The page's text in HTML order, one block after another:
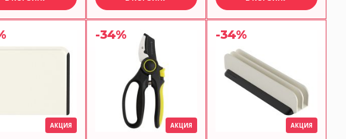
АКЦИЯ
-34%
АКЦИЯ
-34%
АКЦИЯ